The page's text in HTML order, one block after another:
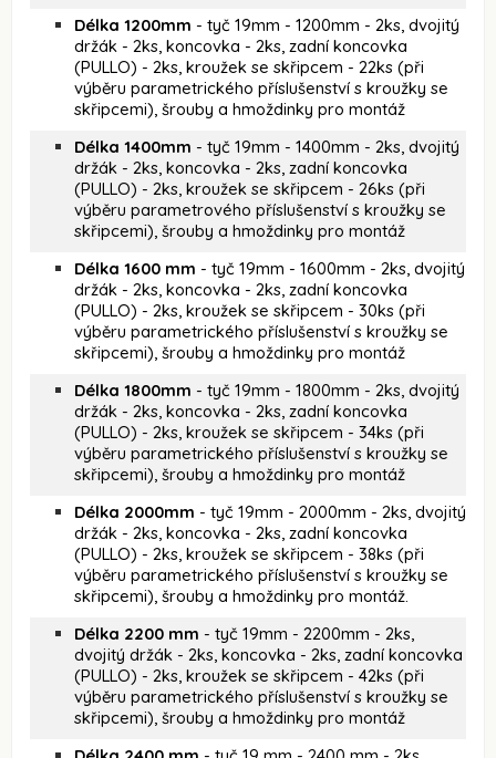
Délka 1200mm - tyč 19mm - 1200mm - 2ks, dvojitý
držák - 2ks, koncovka - 2ks, zadní koncovka
(PULLO) - 2ks, kroužek se skřipcem - 22ks (při
výběru parametrického příslušenství s kroužky se
skřipcemi), šrouby a hmoždinky pro montáž
Délka 1400mm - tyč 19mm - 1400mm - 2ks, dvojitý
držák - 2ks, koncovka - 2ks, zadní koncovka
(PULLO) - 2ks, kroužek se skřipcem - 26ks (při
výběru parametrového příslušenství s kroužky se
skřipcemi), šrouby a hmoždinky pro montáž
Délka 1600 mm - tyč 19mm - 1600mm - 2ks, dvojitý
držák - 2ks, koncovka - 2ks, zadní koncovka
(PULLO) - 2ks, kroužek se skřipcem - 30ks (při
výběru parametrického příslušenství s kroužky se
skřipcemi), šrouby a hmoždinky pro montáž
Délka 1800mm - tyč 19mm - 1800mm - 2ks, dvojitý
držák - 2ks, koncovka - 2ks, zadní koncovka
(PULLO) - 2ks, kroužek se skřipcem - 34ks (při
výběru parametrického příslušenství s kroužky se
skřipcemi), šrouby a hmoždinky pro montáž
Délka 2000mm - tyč 19mm - 2000mm - 2ks, dvojitý
držák - 2ks, koncovka - 2ks, zadní koncovka
(PULLO) - 2ks, kroužek se skřipcem - 38ks (při
výběru parametrického příslušenství s kroužky se
skřipcemi), šrouby a hmoždinky pro montáž.
Délka 2200 mm - tyč 19mm - 2200mm - 2ks,
dvojitý držák - 2ks, koncovka - 2ks, zadní koncovka
(PULLO) - 2ks, kroužek se skřipcem - 42ks (při
výběru parametrického příslušenství s kroužky se
skřipcemi), šrouby a hmoždinky pro montáž